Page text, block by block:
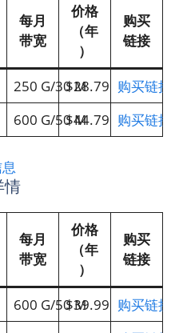
每月
带宽
价格
（年
）
购买
链接
250 G/30 M$28.79 购买链接
600 G/50 M$44.79 购买链接
情
每月
带宽
价格
（年
）
购买
链接
600 G/50 M$39.99 购买链接